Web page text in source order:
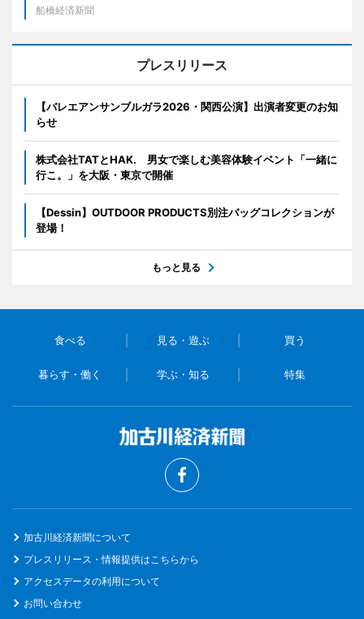
船橋経済新聞
プレスリリース
【バレエアンサンブルガラ2026・関西公演】出演者変更のお知
らせ
株式会社TATとHAK. 男女で楽しむ美容体験イベント「一緒に
行こ。」を大阪・東京で開催
【Dessin】OUTDOOR PRODUCTS別注バッグコレクションが
登場！
もっと見る
食べる 見る・遊ぶ 買う
暮らす・働く 学ぶ・知る 特集
加古川経済新聞について
プレスリリース・情報提供はこちらから
アクセスデータの利用について
お問い合わせ